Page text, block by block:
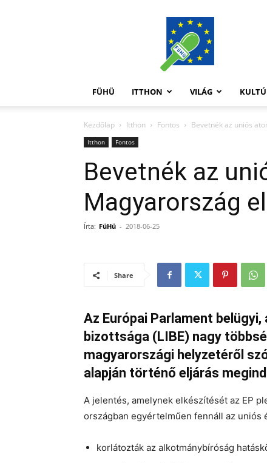
FüHü
FÜHÜ ITTHON VILÁG
Kezdőlap Itthon Fontos Bevetnék az uniós
Itthon Fontos
Bevetnék az
Magyarország
Írta: FüHü - 2018-06-25
Share
Az Európai Parlament
bizottsága (LIBE) nagy
magyarországi helyzetéről
alapján történő eljárás
A jelentés, amelynek elkészítését az EP
országban egyértelműen fennáll az
korlátozták az alkotmánybíróság